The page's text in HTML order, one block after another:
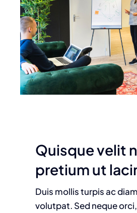
Quisque velit
pretium ut
Duis mollis turpis ac
volutpat. Sed neque